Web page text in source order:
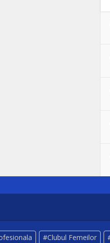
Clubul Femeilor